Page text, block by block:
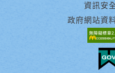
資訊安
政府網站資